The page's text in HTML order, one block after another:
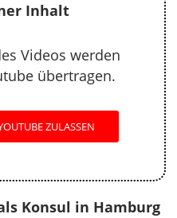
Inhalt
Videos werden
übertragen.
ZULASSEN
Konsul in Hamburg